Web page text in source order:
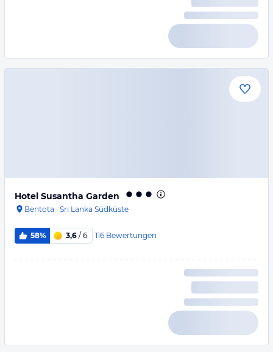
Hotel Susantha Garden
Bentota · Sri Lanka Südküste
58% 3,6 / 6 116 Bewertungen